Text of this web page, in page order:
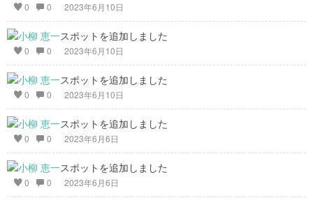
0 0 2023年6月10日
スポットを追加しました
0 0 2023年6月10日
スポットを追加しました
0 0 2023年6月10日
スポットを追加しました
0 0 2023年6月6日
スポットを追加しました
0 0 2023年6月6日